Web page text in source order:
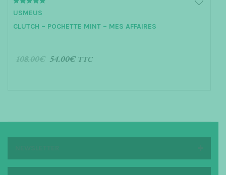
out of 5
USMEUS
CLUTCH – POCHETTE MINT – MES AFFAIRES
108.00€ 54.00€ TTC